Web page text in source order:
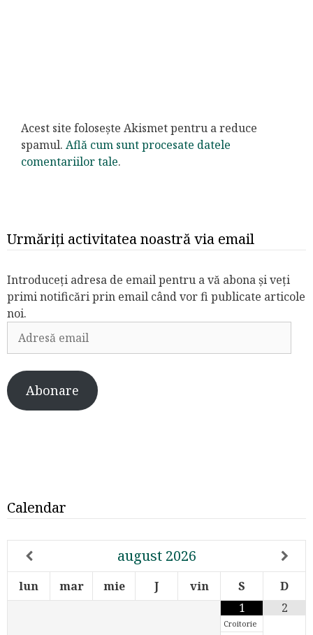
Acest site folosește Akismet pentru a reduce
spamul. Află cum sunt procesate datele
comentariilor tale.
Urmăriți activitatea noastră via email
Introduceți adresa de email pentru a vă abona și veți
primi notificări prin email când vor fi publicate articole
noi.
Adresă
email
Abonare
Calendar
august 2026
lun mar mie J vin S
D
1
Croitorie
2